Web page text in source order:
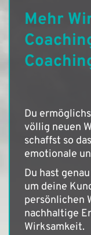
Mehr
Du
völlig neuen
schaffst so
emotionale
Du hast
um deine
persönlichen
nachhaltige
Wirksamkeit.